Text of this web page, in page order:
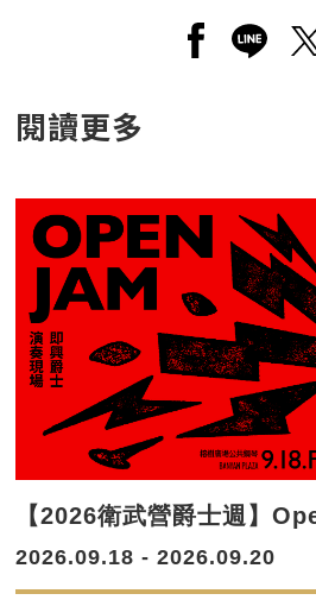
另開新視窗
另開
閱讀更多
【2026衛武營爵士週】
2026.09.18 - 2026.09.20